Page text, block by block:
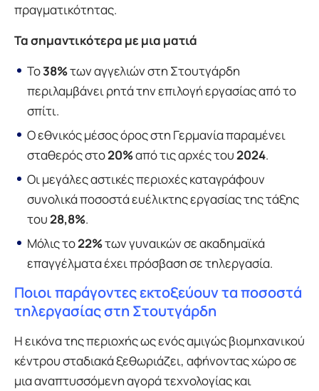
πραγματικότητας.
Τα σημαντικότερα με μια ματιά
Το38%των αγγελιών στη Στουτγάρδη
περιλαμβάνει ρητά την επιλογή εργασίας από το
σπίτι.
Ο εθνικός μέσος όρος στη Γερμανία παραμένει
σταθερός στο20%από τις αρχές του2024.
Οι μεγάλες αστικές περιοχές καταγράφουν
συνολικά ποσοστά ευέλικτης εργασίας της τάξης
του28,8%.
Μόλις το22%των γυναικών σε ακαδημαϊκά
επαγγέλματα έχει πρόσβαση σε τηλεργασία.
Ποιοι παράγοντες εκτοξεύουν τα ποσοστά
τηλεργασίας στη Στουτγάρδη
Η εικόνα της περιοχής ως ενός αμιγώς βιομηχανικού
κέντρου σταδιακά ξεθωριάζει, αφήνοντας χώρο σε
μια αναπτυσσόμενη αγορά τεχνολογίας και